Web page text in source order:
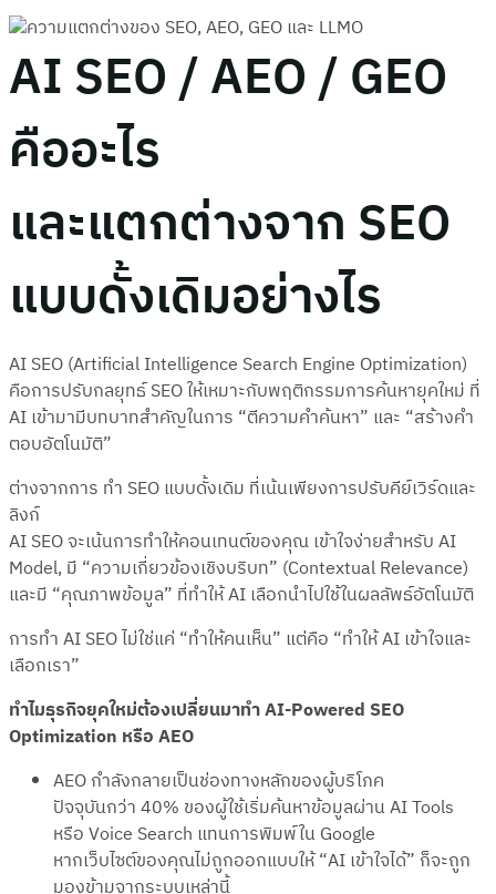
AI SEO / AEO / GEO
คืออะไร
และแตกต่างจาก SEO
แบบดั้งเดิมอย่างไร
AI SEO (Artificial Intelligence Search Engine Optimization)
คือการปรับกลยุทธ์ SEO ให้เหมาะกับพฤติกรรมการค้นหายุคใหม่ ที่
AI เข้ามามีบทบาทสำคัญในการ “ตีความคำค้นหา” และ “สร้างคำ
ตอบอัตโนมัติ”
ต่างจากการ ทำ SEO แบบดั้งเดิม ที่เน้นเพียงการปรับคีย์เวิร์ดและ
ลิงก์
AI SEO จะเน้นการทำให้คอนเทนต์ของคุณ เข้าใจง่ายสำหรับ AI
Model, มี “ความเกี่ยวข้องเชิงบริบท” (Contextual Relevance)
และมี “คุณภาพข้อมูล” ที่ทำให้ AI เลือกนำไปใช้ในผลลัพธ์อัตโนมัติ
การทำ AI SEO ไม่ใช่แค่ “ทำให้คนเห็น” แต่คือ “ทำให้ AI เข้าใจและ
เลือกเรา”
ทำไมธุรกิจยุคใหม่ต้องเปลี่ยนมาทำ AI-Powered SEO
Optimization หรือ AEO
AEO กำลังกลายเป็นช่องทางหลักของผู้บริโภค
ปัจจุบันกว่า 40% ของผู้ใช้เริ่มค้นหาข้อมูลผ่าน AI Tools
หรือ Voice Search แทนการพิมพ์ใน Google
หากเว็บไซต์ของคุณไม่ถูกออกแบบให้ “AI เข้าใจได้” ก็จะถูก
มองข้ามจากระบบเหล่านี้